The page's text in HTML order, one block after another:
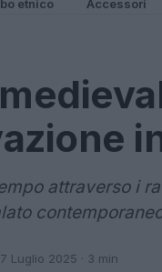
etnico Accessori
attraverso i
Luglio 2025 · 3 min